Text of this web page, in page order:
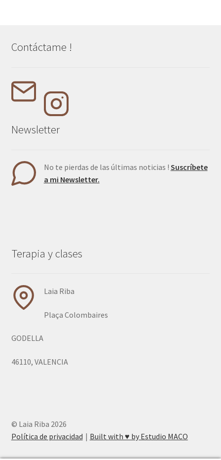
Contáctame !
Newsletter
No te pierdas de las últimas noticias ! Suscríbete
a mi Newsletter.
Terapia y clases
Laia Riba
Plaça Colombaires
GODELLA
46110, VALENCIA
© Laia Riba 2026
Política de privacidad
Built with ♥︎ by Estudio MACO